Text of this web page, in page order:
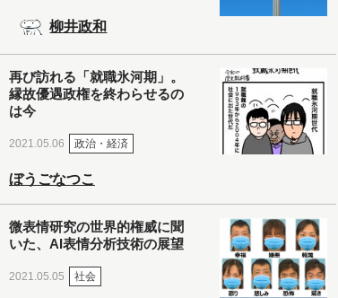
柳井政和
再び訪れる「就職氷河期」。
縁故優遇政権を終わらせるの
は今
2021.05.06 政治・経済
ぼうごなつこ
微表情研究の世界的権威に聞
いた、AI表情分析技術の展望
2021.05.05 社会